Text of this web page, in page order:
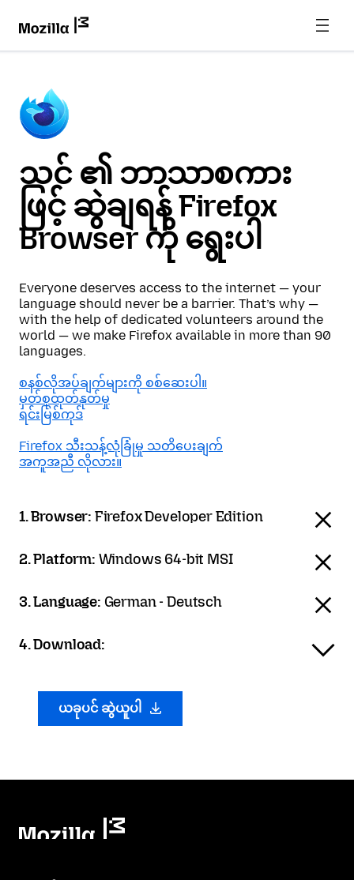
သင် ၏ ဘာသာစကား
ဖြင့် ဆွဲချရန် Firefox
Browser ကို ရွေးပါ
Everyone deserves access to the internet — your
language should never be a barrier. That’s why —
with the help of dedicated volunteers around the
world — we make Firefox available in more than 90
languages.
စနစ်လိုအပ်ချက်များကို စစ်ဆေးပါ။
မှတ်စုထုတ်နုတ်မှု
ရင်းမြစ်ကုဒ်
Firefox သီးသန့်လုံခြုံမှု သတိပေးချက်
အကူအညီ လိုလား။
1. Browser: Firefox Developer Edition
2. Platform: Windows 64-bit MSI
3. Language: German - Deutsch
4. Download:
ယခုပင် ဆွဲယူပါ